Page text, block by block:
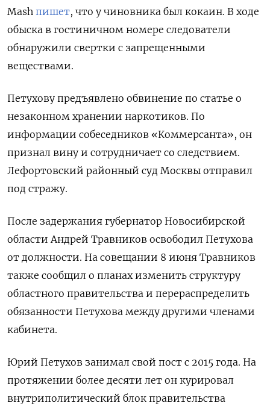
Mash пишет, что у чиновника был кокаин. В ходе
обыска в гостиничном номере следователи
обнаружили свертки с запрещенными
веществами.
Петухову предъявлено обвинение по статье о
незаконном хранении наркотиков. По
информации собеседников «Коммерсанта», он
признал вину и сотрудничает со следствием.
Лефортовский районный суд Москвы отправил
под стражу.
После задержания губернатор Новосибирской
области Андрей Травников освободил Петухова
от должности. На совещании 8 июня Травников
также сообщил о планах изменить структуру
областного правительства и перераспределить
обязанности Петухова между другими членами
кабинета.
Юрий Петухов занимал свой пост с 2015 года. На
протяжении более десяти лет он курировал
внутриполитический блок правительства